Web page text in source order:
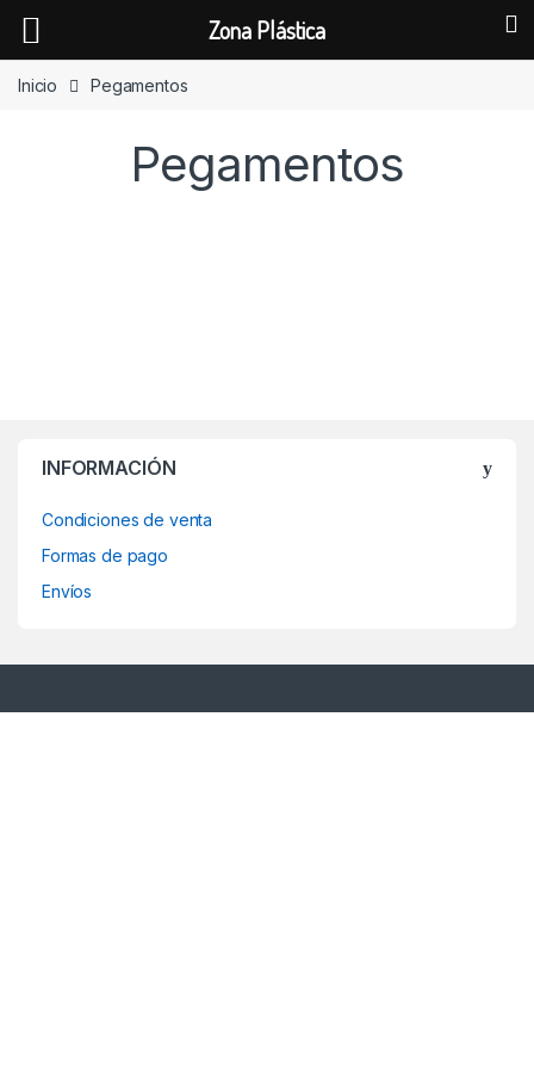
Inicio Pegamentos
Pegamentos
INFORMACIÓN
Condiciones de venta
Formas de pago
Envíos
Zona Plástica